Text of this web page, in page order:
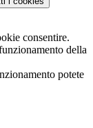
consentire.
della
potete